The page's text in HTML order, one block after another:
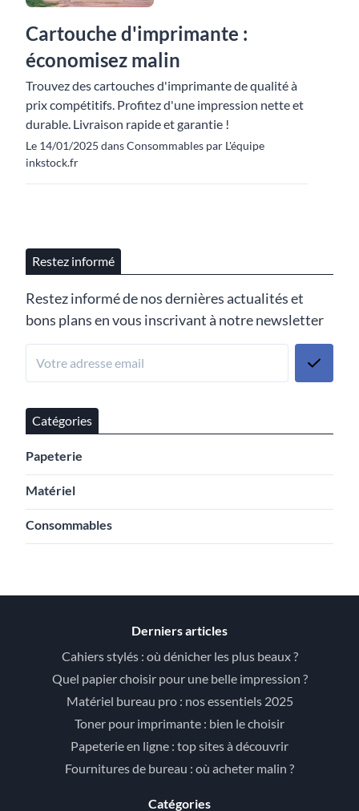
Cartouche d'imprimante :
économisez malin
Trouvez des cartouches d'imprimante de qualité à
prix compétitifs. Profitez d'une impression nette et
durable. Livraison rapide et garantie !
Le 14/01/2025 dans Consommables par L'équipe
inkstock.fr
Restez informé
Restez informé de nos dernières actualités et
bons plans en vous inscrivant à notre newsletter
Catégories
Papeterie
Matériel
Consommables
Derniers articles
Cahiers stylés : où dénicher les plus beaux ?
Quel papier choisir pour une belle impression ?
Matériel bureau pro : nos essentiels 2025
Toner pour imprimante : bien le choisir
Papeterie en ligne : top sites à découvrir
Fournitures de bureau : où acheter malin ?
Catégories